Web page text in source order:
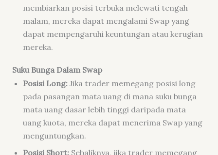
membiarkan posisi terbuka melewati tengah
malam, mereka dapat mengalami Swap yang
dapat mempengaruhi keuntungan atau kerugian
mereka.
Suku Bunga Dalam Swap
Posisi Long:Jika trader memegang posisi long
pada pasangan mata uang di mana suku bunga
mata uang dasar lebih tinggi daripada mata
uang kuota, mereka dapat menerima Swap yang
menguntungkan.
Posisi Short:Sebaliknya, jika trader memegang